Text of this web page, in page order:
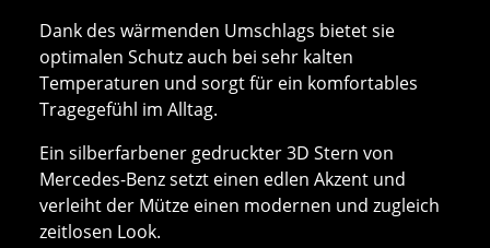
Dank des wärmenden Umschlags bietet sie
optimalen Schutz auch bei sehr kalten
Temperaturen und sorgt für ein komfortables
Tragegefühl im Alltag.
Ein silberfarbener gedruckter 3D Stern von
Mercedes-Benz setzt einen edlen Akzent und
verleiht der Mütze einen modernen und zugleich
zeitlosen Look.